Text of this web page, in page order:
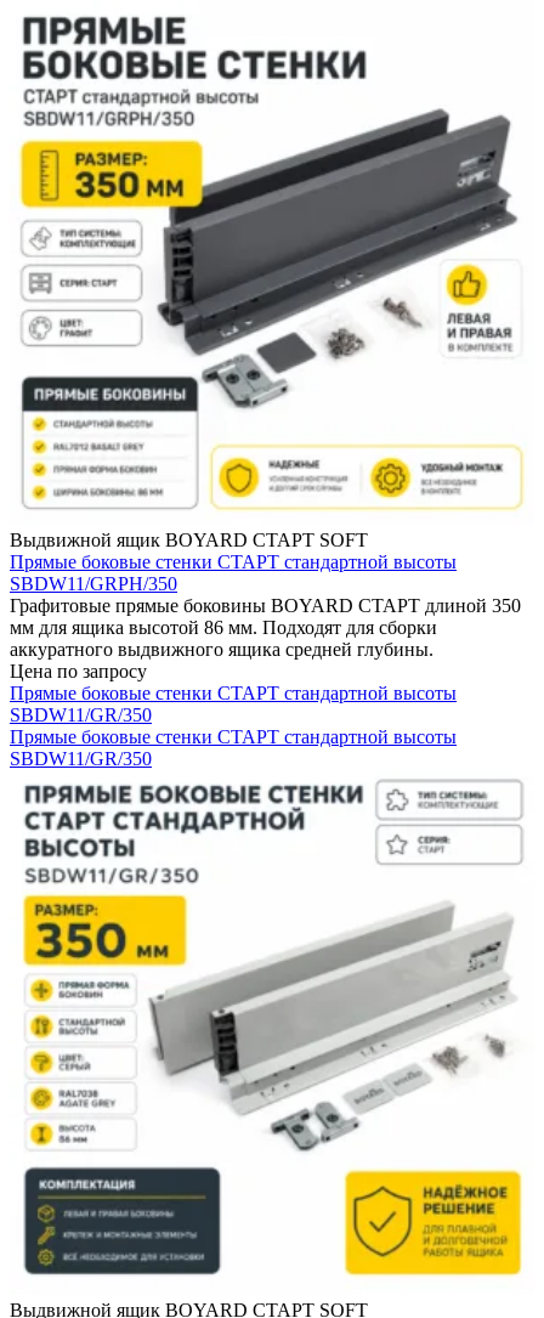
Выдвижной ящик BOYARD СТАРТ SOFT
Прямые боковые стенки СТАРТ стандартной высоты
SBDW11/GRPH/350
Графитовые прямые боковины BOYARD СТАРТ длиной 350
мм для ящика высотой 86 мм. Подходят для сборки
аккуратного выдвижного ящика средней глубины.
Цена по запросу
Прямые боковые стенки СТАРТ стандартной высоты
SBDW11/GR/350
Прямые боковые стенки СТАРТ стандартной высоты
SBDW11/GR/350
Выдвижной ящик BOYARD СТАРТ SOFT